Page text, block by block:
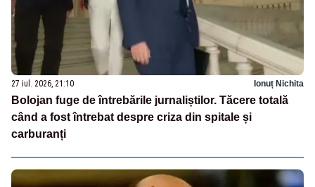
27 iul. 2026, 21:10 Ionuț Nichita
Bolojan fuge de întrebările jurnaliștilor. Tăcere totală
când a fost întrebat despre criza din spitale și
carburanți